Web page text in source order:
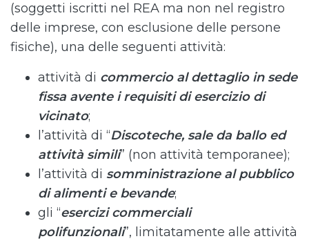
(soggetti iscritti nel REA ma non nel registro
delle imprese, con esclusione delle persone
fisiche), una delle seguenti attività:
attività di commercio al dettaglio in sede
fissa avente i requisiti di esercizio di
vicinato;
l’attività di “Discoteche, sale da ballo ed
attività simili” (non attività temporanee);
l’attività di somministrazione al pubblico
di alimenti e bevande;
gli “esercizi commerciali
polifunzionali”, limitatamente alle attività